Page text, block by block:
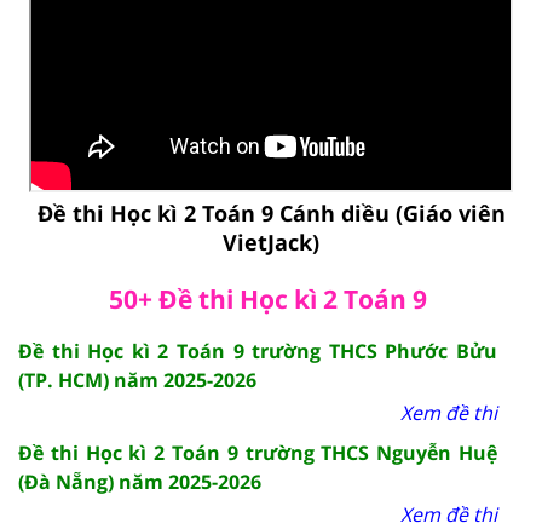
Đề thi Học kì 2 Toán 9 Cánh diều (Giáo viên
VietJack)
50+ Đề thi Học kì 2 Toán 9
Đề thi Học kì 2 Toán 9 trường THCS Phước Bửu
(TP. HCM) năm 2025-2026
Xem đề thi
Đề thi Học kì 2 Toán 9 trường THCS Nguyễn Huệ
(Đà Nẵng) năm 2025-2026
Xem đề thi